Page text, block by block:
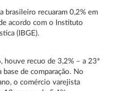
brasileiro recuaram 0,2% em
acordo com o Instituto
(IBGE).
houve recuo de 3,2% – a 23ª
de comparação. No
o comércio varejista